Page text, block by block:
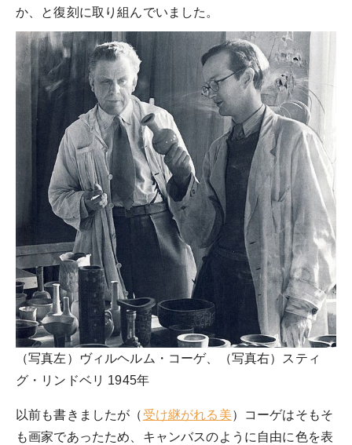
か、と復刻に取り組んでいました。
（写真左）ヴィルヘルム・コーゲ、（写真右）スティ
グ・リンドベリ 1945年
以前も書きましたが（ 受け継がれる美）コーゲはそもそ
も画家であったため、キャンバスのように自由に色を表